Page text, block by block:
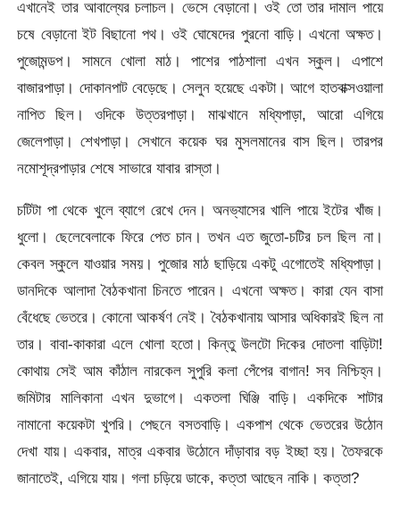
এখানেই তার আবাল্যের চলাচল। ভেসে বেড়ানো। ওই তো তার দামাল পায়ে
চষে বেড়ানো ইট বিছানো পথ। ওই ঘোষেদের পুরনো বাড়ি। এখনো অক্ষত।
পুজোমন্ডপ। সামনে খোলা মাঠ। পাশের পাঠশালা এখন স্কুল। এপাশে
বাজারপাড়া। দোকানপাট বেড়েছে। সেলুন হয়েছে একটা। আগে হাতবাক্সওয়ালা
নাপিত ছিল। ওদিকে উত্তরপাড়া। মাঝখানে মধ্যিপাড়া, আরো এগিয়ে
জেলেপাড়া। শেখপাড়া। সেখানে কয়েক ঘর মুসলমানের বাস ছিল। তারপর
নমোশূদ্রপাড়ার শেষে সাভারে যাবার রাস্তা।
চটিটা পা থেকে খুলে ব্যাগে রেখে দেন। অনভ্যাসের খালি পায়ে ইটের খাঁজ।
ধুলো। ছেলেবেলাকে ফিরে পেত চান। তখন এত জুতো-চটির চল ছিল না।
কেবল স্কুলে যাওয়ার সময়। পুজোর মাঠ ছাড়িয়ে একটু এগোতেই মধ্যিপাড়া।
ডানদিকে আলাদা বৈঠকখানা চিনতে পারেন। এখনো অক্ষত। কারা যেন বাসা
বেঁধেছে ভেতরে। কোনো আকর্ষণ নেই। বৈঠকখানায় আসার অধিকারই ছিল না
তার। বাবা-কাকারা এলে খোলা হতো। কিন্তু উলটো দিকের দোতলা বাড়িটা!
কোথায় সেই আম কাঁঠাল নারকেল সুপুরি কলা পেঁপের বাগান! সব নিশ্চিহ্ন।
জমিটার মালিকানা এখন দুভাগে। একতলা ঘিঞ্জি বাড়ি। একদিকে শাটার
নামানো কয়েকটা খুপরি। পেছনে বসতবাড়ি। একপাশ থেকে ভেতরের উঠোন
দেখা যায়। একবার, মাত্র একবার উঠোনে দাঁড়াবার বড় ইচ্ছা হয়। তৈফরকে
জানাতেই, এগিয়ে যায়। গলা চড়িয়ে ডাকে, কত্তা আছেন নাকি। কত্তা?